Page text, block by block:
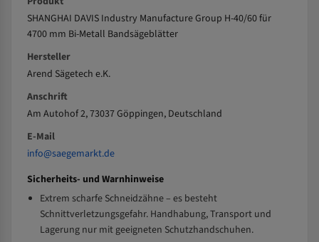
SHANGHAI DAVIS Industry Manufacture Group H-40/60 für
4700 mm Bi-Metall Bandsägeblätter
Hersteller
Arend Sägetech e.K.
Anschrift
Am Autohof 2, 73037 Göppingen, Deutschland
E-Mail
info@saegemarkt.de
Sicherheits- und Warnhinweise
Extrem scharfe Schneidzähne – es besteht
Schnittverletzungsgefahr. Handhabung, Transport und
Lagerung nur mit geeigneten Schutzhandschuhen.